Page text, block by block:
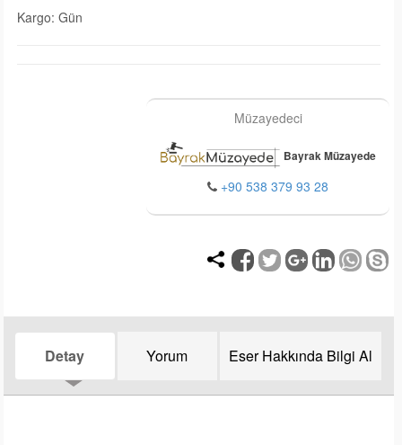
Kargo: Gün
Müzayedeci
Bayrak Müzayede
+90 538 379 93 28
Detay Yorum Eser Hakkında Bilgi Al